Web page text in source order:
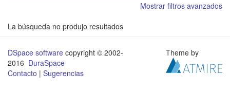
Mostrar filtros avanzados
La búsqueda no produjo resultados
DSpace software copyright © 2002-
2016 DuraSpace
Contacto | Sugerencias
Theme by